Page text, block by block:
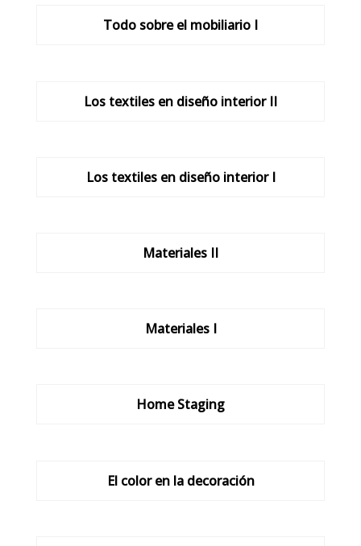
Todo sobre el mobiliario I
Los textiles en diseño interior II
Los textiles en diseño interior I
Materiales II
Materiales I
Home Staging
El color en la decoración